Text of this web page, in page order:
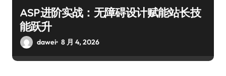
ASP进阶实战：无障碍设计赋能站长技
能跃升
dawei 8 月 4, 2026